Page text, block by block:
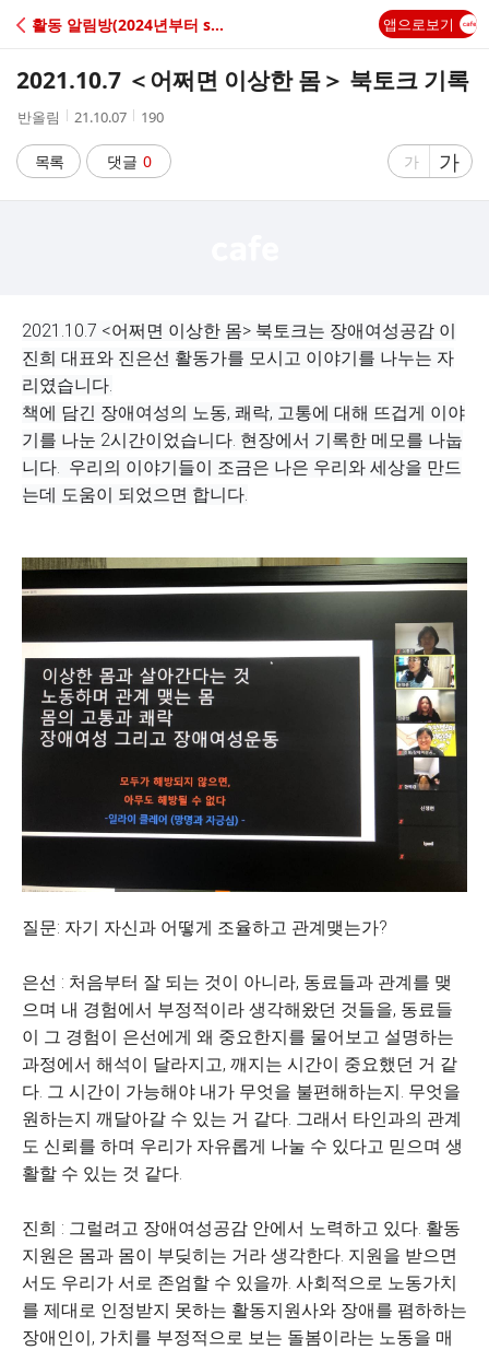
C
A
활동 알림방(2024년부터 sharps.or.kr 홈피에서) 앱으로보기
2021.10.7 ＜어쩌면 이상한 몸＞ 북토크 기록
작
자
반올림
작
시
간
21.10.07
조
수
190
목록 댓글 0
글
게
가
글
자
게
가
2021.10.7 <어쩌면 이상한 몸> 북토크는 장애여성공감 이
진희 대표와 진은선 활동가를 모시고 이야기를 나누는 자
리였습니다.
책에 담긴 장애여성의 노동, 쾌락, 고통에 대해 뜨겁게 이야
기를 나눈 2시간이었습니다. 현장에서 기록한 메모를 나눕
니다. 우리의 이야기들이 조금은 나은 우리와 세상을 만드
는데 도움이 되었으면 합니다.
질문: 자기 자신과 어떻게 조율하고 관계맺는가?
은선 : 처음부터 잘 되는 것이 아니라, 동료들과 관계를 맺
으며 내 경험에서 부정적이라 생각해왔던 것들을, 동료들
이 그 경험이 은선에게 왜 중요한지를 물어보고 설명하는
과정에서 해석이 달라지고, 깨지는 시간이 중요했던 거 같
다. 그 시간이 가능해야 내가 무엇을 불편해하는지. 무엇을
원하는지 깨달아갈 수 있는 거 같다. 그래서 타인과의 관계
도 신뢰를 하며 우리가 자유롭게 나눌 수 있다고 믿으며 생
활할 수 있는 것 같다.
진희 : 그럴려고 장애여성공감 안에서 노력하고 있다. 활동
지원은 몸과 몸이 부딪히는 거라 생각한다. 지원을 받으면
서도 우리가 서로 존엄할 수 있을까. 사회적으로 노동가치
를 제대로 인정받지 못하는 활동지원사와 장애를 폄하하는
장애인이, 가치를 부정적으로 보는 돌봄이라는 노동을 매